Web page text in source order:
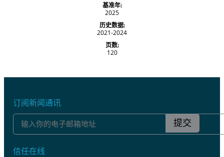
基准年:
2025
历史数据:
2021-2024
页数:
120
订阅新闻通讯
提交
信任在线